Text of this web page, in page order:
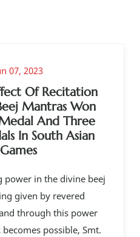
07, 2023
Of Recitation
Mantras Won
And Three
In South Asian
Games
power in the divine beej
given by revered
through this power
possible, Smt.